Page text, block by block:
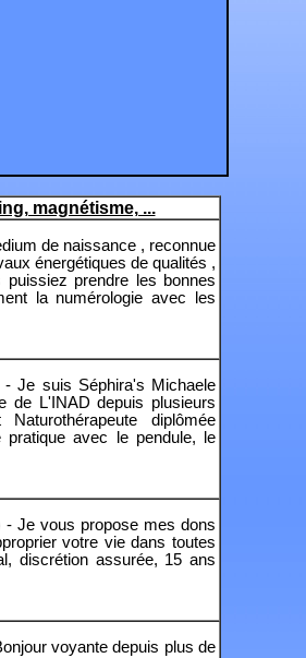
magnétisme, ...
de naissance , reconnue
énergétiques de qualités ,
prendre les bonnes
la numérologie avec les
- Je suis Séphira's Michaele
de L'INAD depuis plusieurs
diplômée
avec le pendule, le
- Je vous propose mes dons
votre vie dans toutes
discrétion assurée, 15 ans
voyante depuis plus de